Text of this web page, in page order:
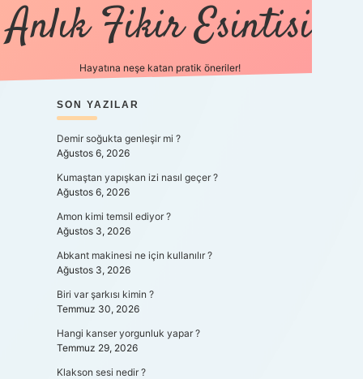
Anlık Fikir Esintisi
Hayatına neşe katan pratik öneriler!
SIDEBAR
SON YAZILAR
Demir soğukta genleşir mi ?
Ağustos 6, 2026
Kumaştan yapışkan izi nasıl geçer ?
Ağustos 6, 2026
Amon kimi temsil ediyor ?
Ağustos 3, 2026
Abkant makinesi ne için kullanılır ?
Ağustos 3, 2026
Biri var şarkısı kimin ?
Temmuz 30, 2026
Hangi kanser yorgunluk yapar ?
Temmuz 29, 2026
Klakson sesi nedir ?
ilbet mobil giriş